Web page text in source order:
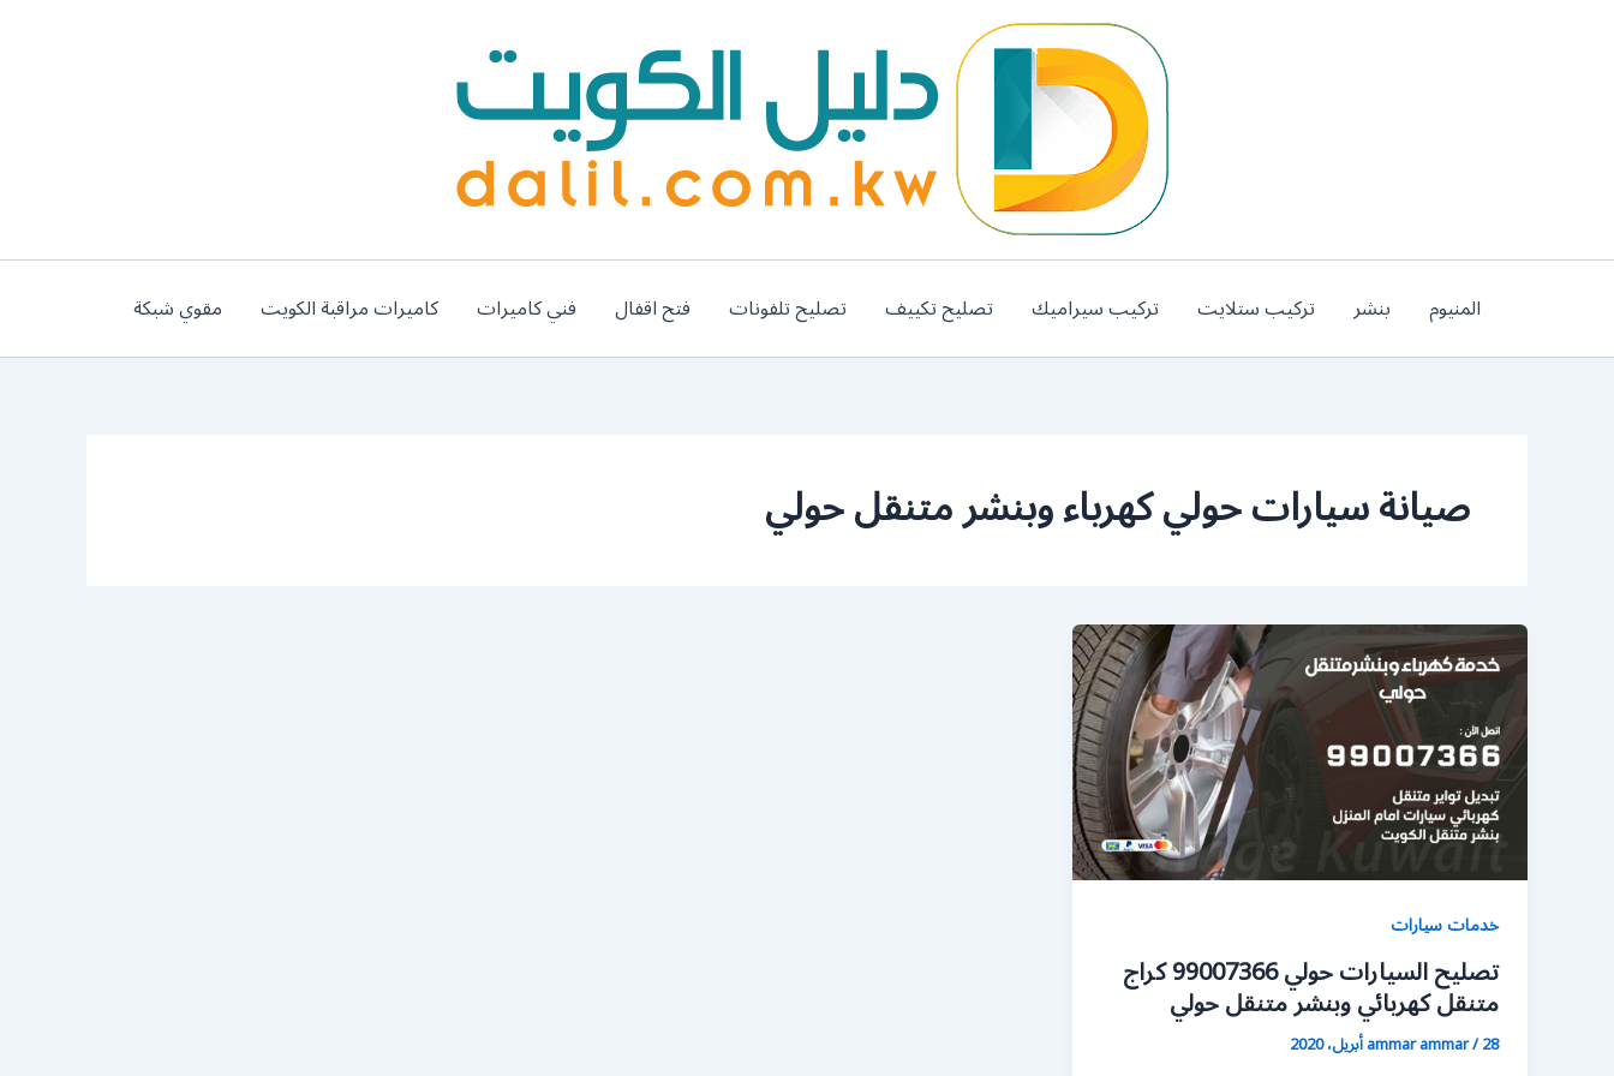
المنيوم بنشر تركيب ستلايت تركيب سيراميك تصليح تكييف تصليح تلفونات فتح اقفال فني كاميرات كاميرات مراقبة الكويت مقوي شبكة
صيانة سيارات حولي كهرباء وبنشر متنقل حولي
خدمات سيارات
تصليح السيارات حولي 99007366 كراج
متنقل كهربائي وبنشر متنقل حولي
ammar ammar/28 أبريل، 2020